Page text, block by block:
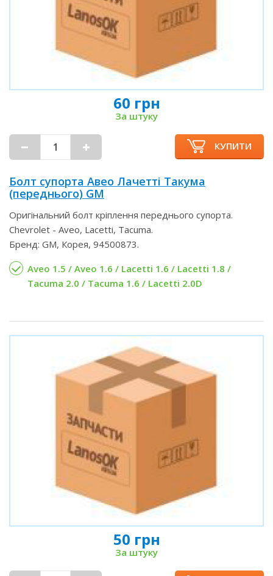
60 грн
За штуку
КУПИТИ
Болт супорта Авео Лачетті Такума
(переднього) GM
Оригінальний болт кріплення переднього супорта.
Chevrolet - Aveo, Lacetti, Tacuma.
Бренд: GM, Корея, 94500873.
Aveo 1.5 / Aveo 1.6 / Lacetti 1.6 / Lacetti 1.8 /
Tacuma 2.0 / Tacuma 1.6 / Lacetti 2.0D
50 грн
За штуку